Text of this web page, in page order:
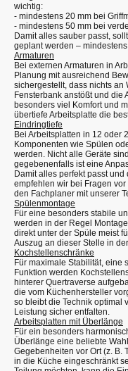
wichtig:
- mindestens 20 mm bei
- mindestens 50 mm bei
Damit alles sauber passt,
geplant werden – mindestens
Armaturen
Bei externen Armaturen in
Planung mit ausreichend
sichergestellt, dass nichts
Fensterbank anstößt und die
besonders viel Komfort und
übertiefe Arbeitsplatte die
Eindringtiefe
Bei Arbeitsplatten in 12 oder
Komponenten wie Spülen
werden. Nicht alle Geräte
gegebenenfalls ist eine
Damit alles perfekt passt
empfehlen wir bei Fragen
den Fachplaner mit unserer
Spülenmontage
Für eine besonders stabile
werden in der Regel
direkt unter der Spüle meist
Auszug an dieser Stelle in
Kochstellenschränke
Für maximale Stabilität, eine
Funktion werden
hinterer Quertraverse
die vom Küchenhersteller
so bleibt die Technik optimal
Leistung sicher entfalten.
Arbeitsplatten mit Überlänge
Für ein besonders
Überlänge eine beliebte
Gegebenheiten vor Ort (z. B.
in die Küche eingeschränkt